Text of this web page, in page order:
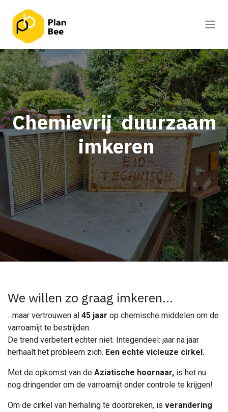
Chemievrij duurzaam
imkeren
We willen zo graag imkeren...
...maar vertrouwen al 45 jaar op chemische middelen om de
varroamijt te bestrijden.
De trend verbetert echter niet. Integendeel: jaar na jaar
herhaalt het probleem zich. Een echte vicieuze cirkel.
Met de opkomst van de Aziatische hoornaar, is het nu
nog dringender om de varroamijt onder controle te krijgen!
Om de cirkel van herhaling te doorbreken, is verandering